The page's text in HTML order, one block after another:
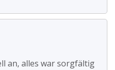
an, alles war sorgfältig